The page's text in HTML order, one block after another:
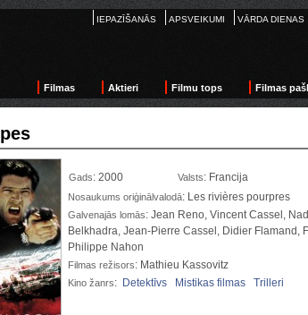
IEPAZĪŠANĀS APSVEIKUMI VĀRDA DIENAS
Filmas Aktieri Filmu tops Filmas
Gads: 2000 Valsts: Francija
Nosaukums oriģinālvalodā: Les rivières pourpres
Galvenajās lomās: Jean Reno, Vincent Cassel,
Belkhadra, Jean-Pierre Cassel, Didier Flamand,
Philippe Nahon
Filmas režisors: Mathieu Kassovitz
Kino žanrs: Detektīvs Mistikas filmas Trilleri